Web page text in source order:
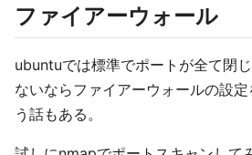
ファイアーウォール
ubuntuでは標準でポートが全て閉
ないならファイアーウォールの設
う話もある。